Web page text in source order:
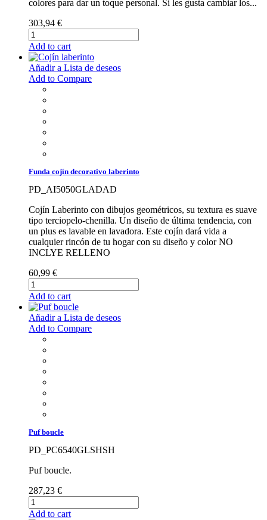
colores para dar un toque personal. Si les gusta cambiar los...
303,94 €
Add to cart
Añadir a Lista de deseos
Add to Compare
Funda cojín decorativo laberinto
PD_AI5050GLADAD
Cojín Laberinto con dibujos geométricos, su textura es suave
tipo terciopelo-chenilla. Un diseño de última tendencia, con
un plus es lavable en lavadora. Este cojín dará vida a
cualquier rincón de tu hogar con su diseño y color NO
INCLYE RELLENO
60,99 €
Add to cart
Añadir a Lista de deseos
Add to Compare
Puf boucle
PD_PC6540GLSHSH
Puf boucle.
287,23 €
Add to cart